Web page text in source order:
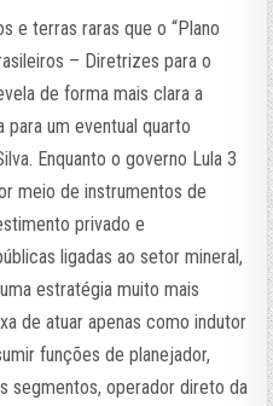
e terras raras que o “Plano
– Diretrizes para o
de forma mais clara a
um eventual quarto
Enquanto o governo Lula 3
meio de instrumentos de
privado e
ligadas ao setor mineral,
estratégia muito mais
de atuar apenas como indutor
funções de planejador,
segmentos, operador direto da